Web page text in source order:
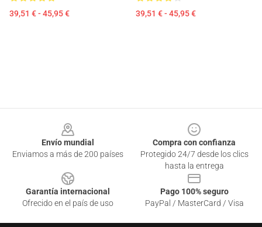
39,51 € - 45,95 € 39,51 € - 45,95 €
Envío mundial
Enviamos a más de 200 países
Compra con confianza
Protegido 24/7 desde los clics
hasta la entrega
Garantía internacional
Ofrecido en el país de uso
Pago 100% seguro
PayPal / MasterCard / Visa